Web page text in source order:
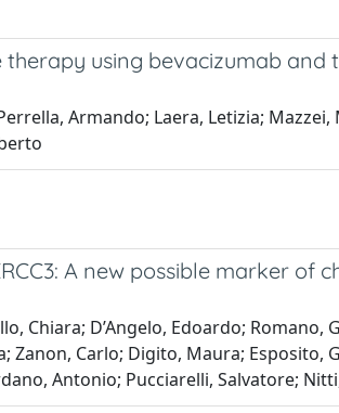
using bevacizumab and
Armando; Laera, Letizia;
A new possible marker of
Chiara; D’Angelo, Edoardo; Romano,
Carlo; Digito, Maura; Esposito,
Antonio; Pucciarelli, Salvatore;